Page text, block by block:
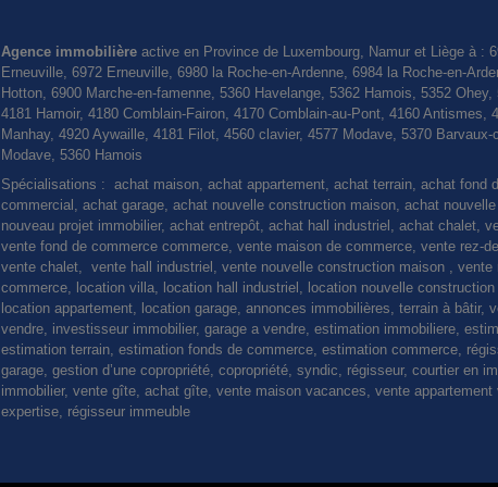
Agence immobilière active en Province de Luxembourg, Namur et Liège à :
Erneuville, 6972 Erneuville, 6980 la Roche-en-Ardenne, 6984 la Roche-en-
Hotton, 6900 Marche-en-famenne, 5360 Havelange, 5362 Hamois, 5352
4181 Hamoir, 4180 Comblain-Fairon, 4170 Comblain-au-Pont, 4160
Manhay, 4920 Aywaille, 4181 Filot, 4560 clavier, 4577 Modave, 5370
Modave, 5360 Hamois
Spécialisations : achat maison, achat appartement, achat terrain, achat fond
commercial, achat garage, achat nouvelle construction maison, achat
nouveau projet immobilier, achat entrepôt, achat hall industriel, achat chalet,
vente fond de commerce commerce, vente maison de commerce, vente rez-
vente chalet, vente hall industriel, vente nouvelle construction maison ,
commerce, location villa, location hall industriel, location nouvelle
location appartement, location garage, annonces immobilières, terrain à
vendre, investisseur immobilier, garage a vendre, estimation immobiliere,
estimation terrain, estimation fonds de commerce, estimation commerce,
garage, gestion d’une copropriété, copropriété, syndic, régisseur, courtier en
immobilier, vente gîte, achat gîte, vente maison vacances, vente
expertise, régisseur immeuble